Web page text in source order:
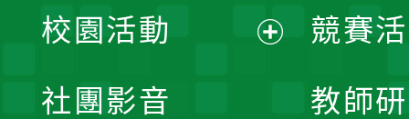
競賽
教師
開
校園活動
社團影音